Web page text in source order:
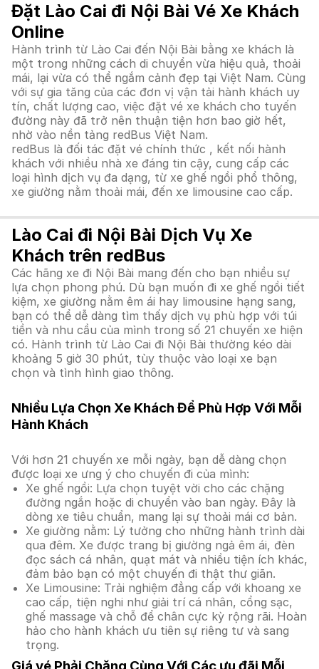
Đặt Lào Cai đi Nội Bài Vé Xe Khách
Online
Hành trình từ Lào Cai đến Nội Bài bằng xe khách là
một trong những cách di chuyển vừa hiệu quả, thoải
mái, lại vừa có thể ngắm cảnh đẹp tại Việt Nam. Cùng
với sự gia tăng của các đơn vị vận tải hành khách uy
tín, chất lượng cao, việc đặt vé xe khách cho tuyến
đường này đã trở nên thuận tiện hơn bao giờ hết,
nhờ vào nền tảng redBus Việt Nam.
redBus là đối tác đặt vé chính thức , kết nối hành
khách với nhiều nhà xe đáng tin cậy, cung cấp các
loại hình dịch vụ đa dạng, từ xe ghế ngồi phổ thông,
xe giường nằm thoải mái, đến xe limousine cao cấp.
Lào Cai đi Nội Bài Dịch Vụ Xe
Khách trên redBus
Các hãng xe đi Nội Bài mang đến cho bạn nhiều sự
lựa chọn phong phú. Dù bạn muốn đi xe ghế ngồi tiết
kiệm, xe giường nằm êm ái hay limousine hạng sang,
bạn có thể dễ dàng tìm thấy dịch vụ phù hợp với túi
tiền và nhu cầu của mình trong số 21 chuyến xe hiện
có. Hành trình từ Lào Cai đi Nội Bài thường kéo dài
khoảng 5 giờ 30 phút, tùy thuộc vào loại xe bạn
chọn và tình hình giao thông.
Nhiều Lựa Chọn Xe Khách Để Phù Hợp Với Mỗi
Hành Khách
Với hơn 21 chuyến xe mỗi ngày, bạn dễ dàng chọn
được loại xe ưng ý cho chuyến đi của mình:
Xe ghế ngồi: Lựa chọn tuyệt vời cho các chặng
đường ngắn hoặc di chuyển vào ban ngày. Đây là
dòng xe tiêu chuẩn, mang lại sự thoải mái cơ bản.
Xe giường nằm: Lý tưởng cho những hành trình dài
qua đêm. Xe được trang bị giường ngả êm ái, đèn
đọc sách cá nhân, quạt mát và nhiều tiện ích khác,
đảm bảo bạn có một chuyến đi thật thư giãn.
Xe Limousine: Trải nghiệm đẳng cấp với khoang xe
cao cấp, tiện nghi như giải trí cá nhân, cổng sạc,
ghế massage và chỗ để chân cực kỳ rộng rãi. Hoàn
hảo cho hành khách ưu tiên sự riêng tư và sang
trọng.